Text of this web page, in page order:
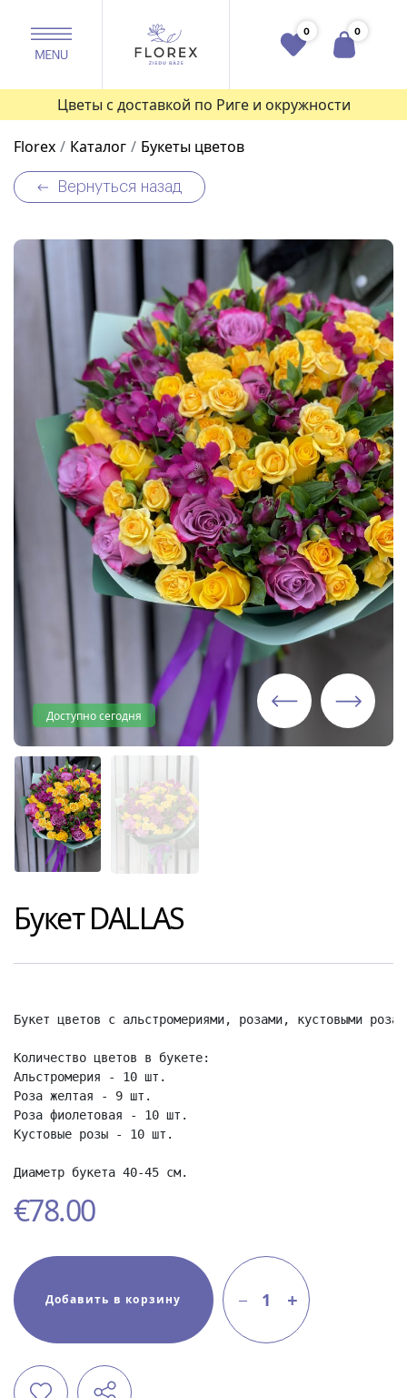
0 0
Цветы с доставкой по Риге и окружности
Florex Каталог Букеты цветов
Вернуться назад
Доступно сегодня
БукетDALLAS
Букет цветов с альстромериями, розами, кустовыми
Количество цветов в букете:
Альстромерия - 10 шт.
Роза желтая - 9 шт.
Роза фиолетовая - 10 шт.
Кустовые розы - 10 шт.
Диаметр букета 40-45 см.
€78.00
Добавить в корзину 1